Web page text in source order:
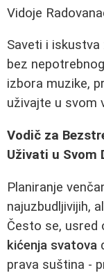
Vidoje
Saveti i
bez
izbora muzike,
uživajte u svom
Vodič za
Uživati u Svom
Planiranje
najuzbudljivijih,
Često se, usred
kićenja svatova
prava suština -